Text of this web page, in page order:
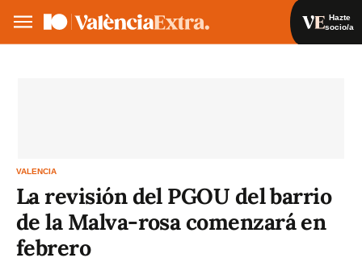
Hazte
socio/a
VALENCIA
La revisión del PGOU del barrio
de la Malva-rosa comenzará en
febrero